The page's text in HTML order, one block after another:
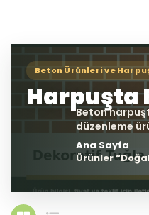
Ana Sayfa
Ürünler